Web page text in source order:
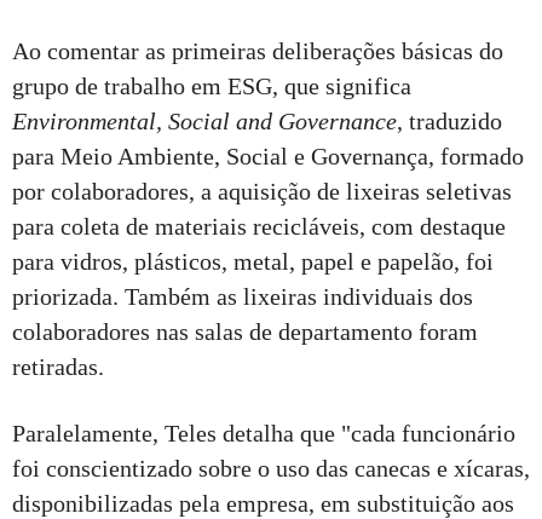
Ao comentar as primeiras deliberações básicas do
grupo de trabalho em ESG, que significa
Environmental, Social and Governance, traduzido
para Meio Ambiente, Social e Governança, formado
por colaboradores, a aquisição de lixeiras seletivas
para coleta de materiais recicláveis, com destaque
para vidros, plásticos, metal, papel e papelão, foi
priorizada. Também as lixeiras individuais dos
colaboradores nas salas de departamento foram
retiradas.
Paralelamente, Teles detalha que "cada funcionário
foi conscientizado sobre o uso das canecas e xícaras,
disponibilizadas pela empresa, em substituição aos